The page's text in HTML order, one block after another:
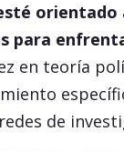
para
en teoría
de